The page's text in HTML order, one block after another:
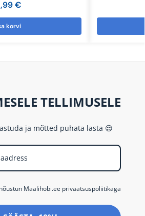
€
korvi
TELLIMUSELE
ja mõtted puhata lasta 😌
Maalihobi.ee privaatsuspoliitikaga